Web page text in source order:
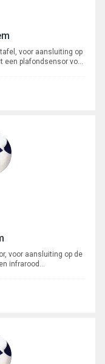
voor aansluiting op
een plafondsensor voor
voor aansluiting op de
infrarood